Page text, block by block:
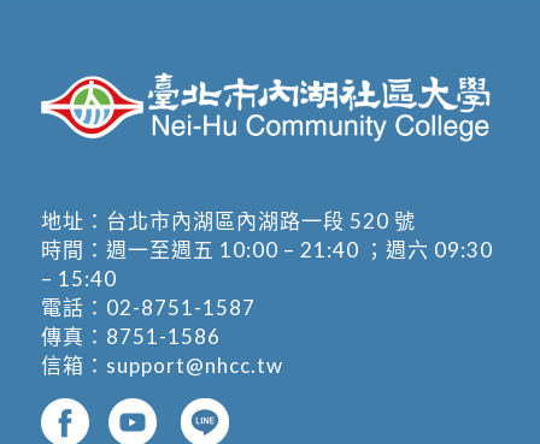
地址： 台北市內湖區內湖路一段 520 號
時間：週一至週五 10:00 – 21:40 ；週六 09:30
– 15:40
電話： 02-8751-1587
傳真：8751-1586
信箱： support@nhcc.tw